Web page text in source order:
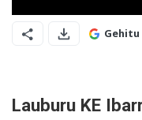
Lauburu KE